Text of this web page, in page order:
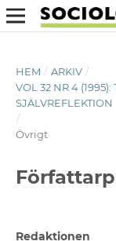
HEM / ARKIV /
VOL 32 NR 4
SJÄLVREFLEKTION
/
Övrigt
Redaktionen